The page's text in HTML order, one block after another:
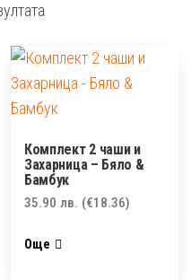
latest
Комплект 2 чаши и
Захарница – Бялo &
Бамбук
35.90лв. (€18.36)
Още